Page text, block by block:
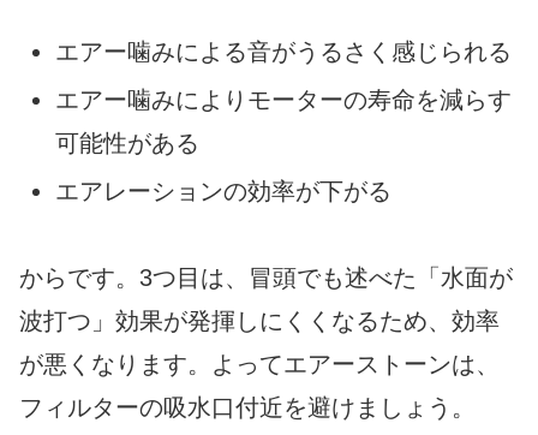
エアー噛みによる音がうるさく感じられる
エアー噛みによりモーターの寿命を減らす
可能性がある
エアレーションの効率が下がる
からです。3つ目は、冒頭でも述べた「水面が
波打つ」効果が発揮しにくくなるため、効率
が悪くなります。よってエアーストーンは、
フィルターの吸水口付近を避けましょう。